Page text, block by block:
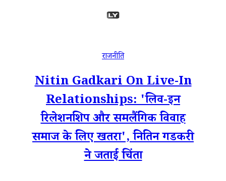
राजनीति
Nitin Gadkari On Live-In
Relationships: 'लिव-इन
रिलेशनशिप और समलैंगिक विवाह
समाज के लिए खतरा', नितिन गडकरी
ने जताई चिंता